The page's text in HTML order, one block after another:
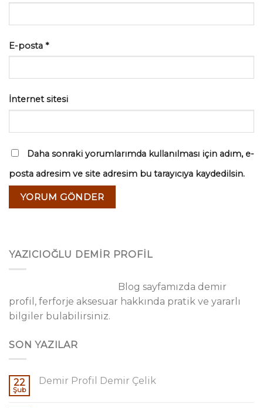
E-posta *
İnternet sitesi
Daha sonraki yorumlarımda kullanılması için adım, e-
posta adresim ve site adresim bu tarayıcıya kaydedilsin.
YAZICIOĞLU DEMİR PROFİL
Blog sayfamızda demir
profil, ferforje aksesuar hakkında pratik ve yararlı
bilgiler bulabilirsiniz.
SON YAZILAR
22
Şub
Demir Profil Demir Çelik